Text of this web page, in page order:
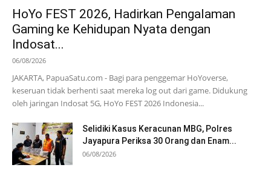
HoYo FEST 2026, Hadirkan Pengalaman
Gaming ke Kehidupan Nyata dengan
Indosat...
06/08/2026
JAKARTA, PapuaSatu.com - Bagi para penggemar HoYoverse,
keseruan tidak berhenti saat mereka log out dari game. Didukung
oleh jaringan Indosat 5G, HoYo FEST 2026 Indonesia...
Selidiki Kasus Keracunan MBG, Polres
Jayapura Periksa 30 Orang dan Enam...
06/08/2026